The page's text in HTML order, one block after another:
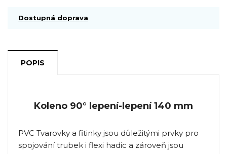
Dostupná doprava
POPIS
Koleno 90° lepení-lepení 140 mm
PVC Tvarovky a fitinky jsou důležitými prvky pro
spojování trubek i flexi hadic a zároveň jsou